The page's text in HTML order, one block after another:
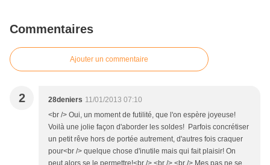
Commentaires
Ajouter un commentaire
2 28deniers 11/01/2013 07:10
<br /> Oui, un moment de futilité, que l'on espère joyeuse!
Voilà une jolie façon d'aborder les soldes! Parfois concrétiser
un petit rêve hors de portée autrement, d'autres fois craquer
pour<br /> quelque chose d'inutile mais qui fait plaisir! On
peut alors se le permettre!<br /> <br /> <br /> Mes pas ne se